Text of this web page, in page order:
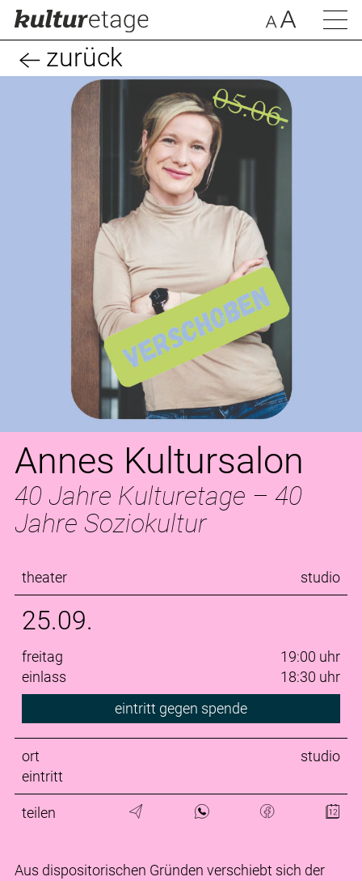
zurück
Annes Kultursalon
40 Jahre Kulturetage – 40
Jahre Soziokultur
theater studio
25.09.
freitag
19:00 uhr
einlass
18:30 uhr
eintritt gegen spende
ort
studio
eintritt
teilen
Aus dispositorischen Gründen verschiebt sich der